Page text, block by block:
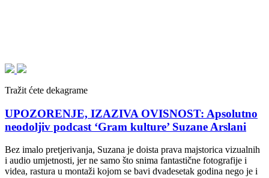
Tražit ćete dekagrame
UPOZORENJE, IZAZIVA OVISNOST: Apsolutno
neodoljiv podcast ‘Gram kulture’ Suzane Arslani
Bez imalo pretjerivanja, Suzana je doista prava majstorica vizualnih
i audio umjetnosti, jer ne samo što snima fantastične fotografije i
videa, rastura u montaži kojom se bavi dvadesetak godina nego je i